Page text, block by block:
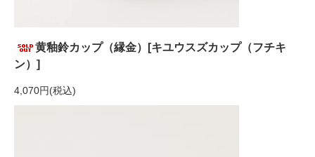
黄釉鈴カップ（縁金）[キユウスズカップ（フチキ
ン）]
4,070円(税込)